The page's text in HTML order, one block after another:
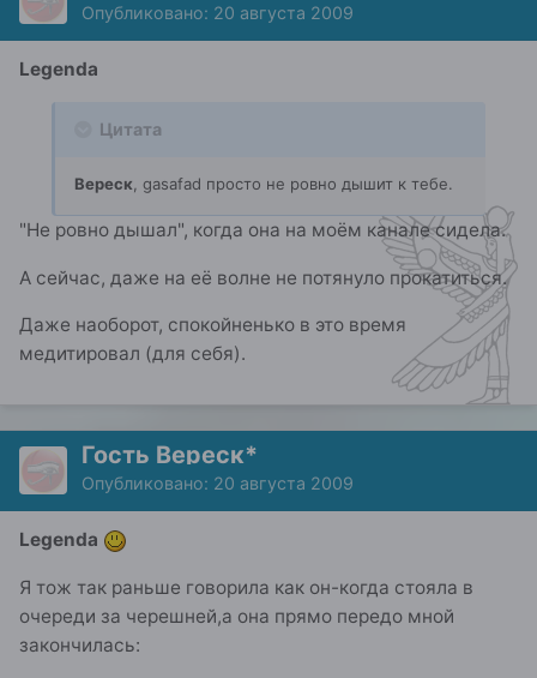
Опубликовано: 20 августа 2009
Legenda
Цитата
Вереск, gasafad просто не ровно дышит к тебе.
"Не ровно дышал", когда она на моём канале сидела.
А сейчас, даже на её волне не потянуло прокатиться.
Даже наоборот, спокойненько в это время
медитировал (для себя).
Гость Вереск*
Опубликовано: 20 августа 2009
Legenda
Я тож так раньше говорила как он-когда стояла в
очереди за черешней,а она прямо передо мной
закончилась: